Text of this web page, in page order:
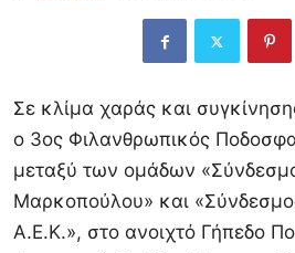
Σε κλίμα χαράς και
ο 3ος Φιλανθρωπικός
μεταξύ των ομάδων
Μαρκοπούλου» και
Α.Ε.Κ.», στο ανοιχτό Γήπεδο